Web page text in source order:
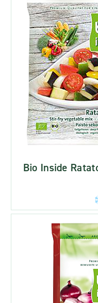
Bio Inside